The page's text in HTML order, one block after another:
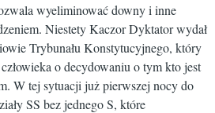
wyeliminować downy i inne
Niestety Kaczor Dyktator wydał
Trybunału Konstytucyjnego, który
o decydowaniu o tym kto jest
W tej sytuacji już pierwszej nocy do
SS bez jednego S, które